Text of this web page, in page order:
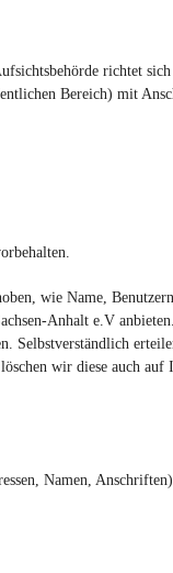
richtet
Bereich) mit
wie Name,
Anhalt e.V
Selbstverständlich
wir diese auch auf
Namen,